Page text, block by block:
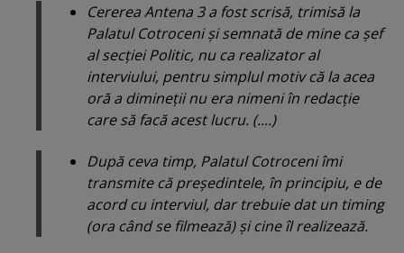
Cererea Antena 3 a fost scrisă, trimisă la
Palatul Cotroceni şi semnată de mine ca şef
al secţiei Politic, nu ca realizator al
interviului, pentru simplul motiv că la acea
oră a dimineţii nu era nimeni în redacţie
care să facă acest lucru. (....)
După ceva timp, Palatul Cotroceni îmi
transmite că preşedintele, în principiu, e de
acord cu interviul, dar trebuie dat un timing
(ora când se filmează) şi cine îl realizează.